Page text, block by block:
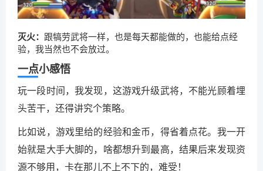
灭火： 跟犒劳武将一样，也是每天都能做的，也能给点经
验，我当然也不会放过。
一点小感悟
玩一段时间，我发现，这游戏升级武将，不能光顾着埋
头苦干，还得讲究个策略。
比如说，游戏里给的经验和金币，得省着点花。我一开
始就是大手大脚的，啥都想升到最高，结果后来发现资
源不够用，卡在那儿不上不下的，难受！